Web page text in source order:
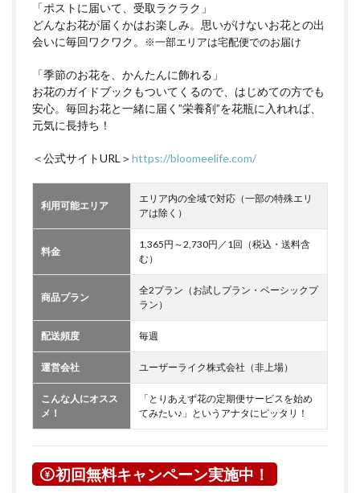
「ポストに届いて、受取ラクラク」
どんなお花が届くかはお楽しみ。思いがけないお花との出
会いに毎回ワクワク。
※一部エリアは宅配便でのお届け
「季節のお花を、かんたんに飾れる」
お花のガイドブックもついてくるので、はじめての方でも
安心。毎回お花と一緒に届く”栄養剤”を花瓶に入れれば、
元気に長持ち！
＜公式サイトURL＞https://bloomeelife.com/
利用可能エリア
エリア内の全域で対応（一部の特殊エリ
アは除く）
料金
1,365円～2,730円／1回（税込・送料含
む）
商品プラン
全2プラン（お試しプラン・ベーシックプ
ラン）
配送頻度 毎週
運営会社 ユーザーライク株式会社（非上場）
こんな人にオスス
メ！
「とりあえず花の定期便サービスを始め
てみたい♪」というアナタにピッタリ！
初回無料キャンペーン実施中！